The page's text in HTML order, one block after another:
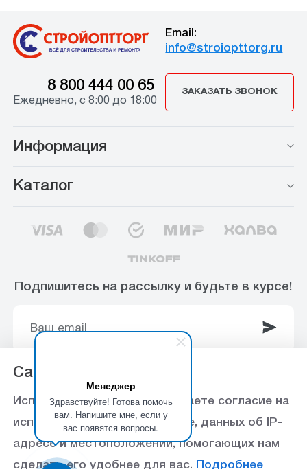
Менеджер
Здравствуйте! Готова помочь
вам. Напишите мне, если у
вас появятся вопросы.
Email:
info@stroiopttorg.ru
8 800 444 00 65
Ежедневно, с 8:00 до 18:00
ЗАКАЗАТЬ ЗВОНОК
Информация
Каталог
Подпишитесь на рассылку и будьте в курсе!
© 2003-2025 Интернет-магазин ООО
«Стройоптторг» р/с 40702810360000102415 в
Ставропольское отделение №5230 ПАО Сбербанк,
БИК 040702615
Сайт использует Cookie
Используя данный сайт, вы даете согласие на
использование файлов cookie, данных об IP-
адресе и местоположении, помогающих нам
сделать его удобнее для вас. Подробнее